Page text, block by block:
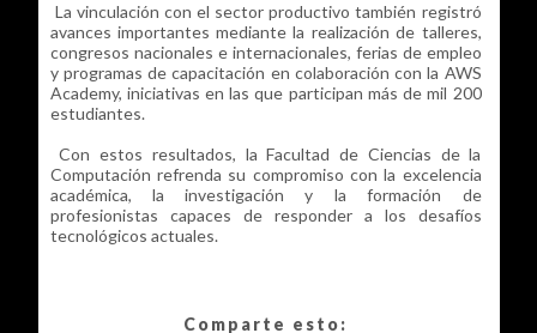
La vinculación con el sector productivo también registró
avances importantes mediante la realización de talleres,
congresos nacionales e internacionales, ferias de empleo
y programas de capacitación en colaboración con la AWS
Academy, iniciativas en las que participan más de mil 200
estudiantes.
Con estos resultados, la Facultad de Ciencias de la
Computación refrenda su compromiso con la excelencia
académica, la investigación y la formación de
profesionistas capaces de responder a los desafíos
tecnológicos actuales.
Comparte esto: